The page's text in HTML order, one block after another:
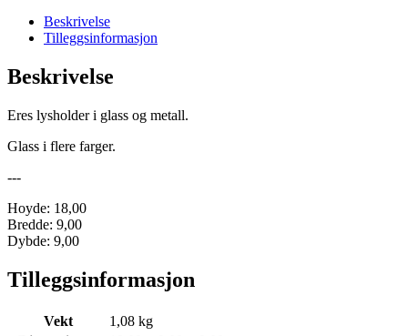
Beskrivelse
Tilleggsinformasjon
Beskrivelse
Eres lysholder i glass og metall.
Glass i flere farger.
---
Hoyde: 18,00
Bredde: 9,00
Dybde: 9,00
Tilleggsinformasjon
Vekt
1,08 kg